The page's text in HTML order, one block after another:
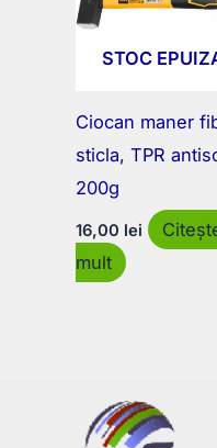
STOC
Ciocan maner
sticla, TPR
200g
16,00 lei
mult